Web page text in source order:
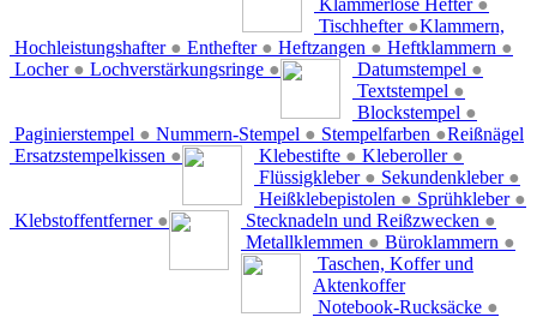
Klammerlose Hefter ●
Tischhefter ●
Hochleistungshafter ● Enthefter ● Heftzangen ● Heftklammern ●
Locher ● Lochverstärkungsringe ● Datumstempel ●
Textstempel ●
Blockstempel ●
Paginierstempel ● Nummern-Stempel ● Stempelfarben ●
Ersatzstempelkissen ● Klebestifte ● Kleberoller ●
Flüssigkleber ● Sekundenkleber ●
Heißklebepistolen ● Sprühkleber ●
Klebstoffentferner ●
Klammern,
Reißnägel
Stecknadeln und Reißzwecken ●
Metallklemmen ● Büroklammern ●
Taschen, Koffer und
Aktenkoffer
Notebook-Rucksäcke ●